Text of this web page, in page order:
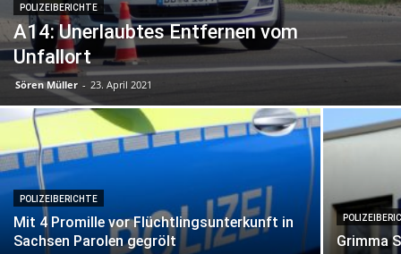
POLIZEIBERICHTE
A14: Unerlaubtes Entfernen vom
Unfallort
Sören Müller - 23. April 2021
POLIZEIBERICHTE
Mit 4 Promille vor Flüchtlingsunterkunft in
Sachsen Parolen gegrölt
Grimma